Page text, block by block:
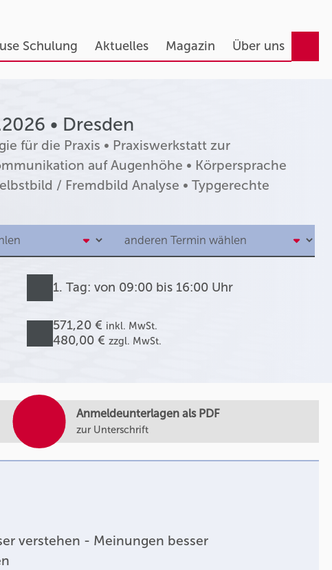
Schulung Aktuelles Magazin Über uns
• Dresden
für die Praxis • Praxiswerkstatt zur
auf Augenhöhe • Körpersprache
/ Fremdbild Analyse • Typgerechte
1. Tag: von 09:00 bis 16:00 Uhr
571,20 € inkl. MwSt.
480,00 € zzgl. MwSt.
verstehen - Meinungen besser
Anmeldeunterlagen als PDF
zur Unterschrift